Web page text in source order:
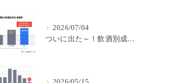
2026/07/04
ついに出た～！飲酒別成婚率(IBJ)！